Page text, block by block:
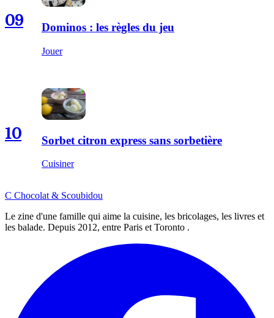
09 Dominos : les règles du jeu
Jouer
10 Sorbet citron express sans sorbetière
Cuisiner
C Chocolat & Scoubidou
Le zine d'une famille qui aime la cuisine, les bricolages, les livres et
les balade. Depuis 2012, entre Paris et Toronto .